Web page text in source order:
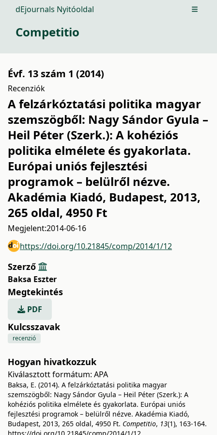
dEjournals Nyitóoldal Open
Competitio
Évf. 13 szám 1 (2014)
Recenziók
A felzárkóztatási politika magyar
szemszögből: Nagy Sándor Gyula –
Heil Péter (Szerk.): A kohéziós
politika elmélete és gyakorlata.
Európai uniós fejlesztési
programok – belülről nézve.
Akadémia Kiadó, Budapest, 2013,
265 oldal, 4950 Ft
Megjelent:2014-06-16
https://doi.org/10.21845/comp/2014/1/12
Szerző
Baksa Eszter
Megtekintés
PDF
Kulcsszavak
recenzió
Hogyan hivatkozzuk
Kiválasztott formátum: APA
Baksa, E. (2014). A felzárkóztatási politika magyar
szemszögből: Nagy Sándor Gyula – Heil Péter (Szerk.): A
kohéziós politika elmélete és gyakorlata. Európai uniós
fejlesztési programok – belülről nézve. Akadémia Kiadó,
Budapest, 2013, 265 oldal, 4950 Ft. Competitio, 13(1), 163-164.